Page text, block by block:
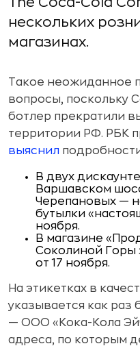
нескольких
магазинах.
Такое неожиданное
вопросы, поскольку
ботлер прекратили
территории РФ. РБК
выяснил
В двух
Варшавском
Черепановых —
бутылки
ноября.
В магазине
Соколиной Горы
от 17 ноября.
На этикетках в
указывается как раз
— ООО «Кока-Кола
адреса, по которым